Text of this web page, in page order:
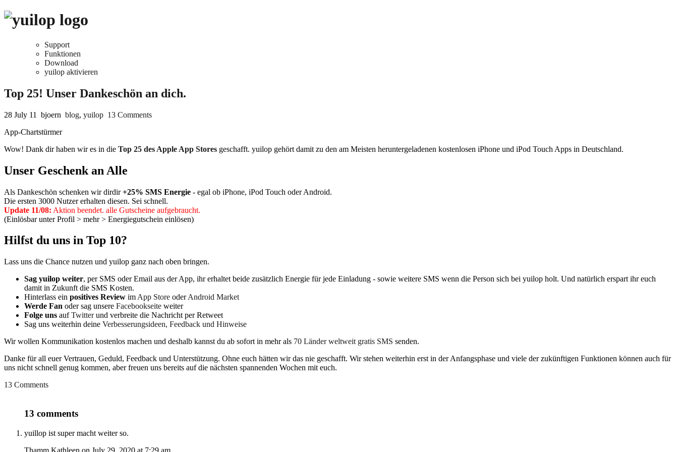
Support
Funktionen
Download
yuilop aktivieren
Top 25! Unser Dankeschön an dich.
28 July 11 bjoern blog, yuilop 13 Comments
App-Chartstürmer
Wow! Dank dir haben wir es in die Top 25 des Apple App Stores geschafft. yuilop gehört damit zu den am Meisten heruntergeladenen kostenlosen iPhone und iPod Touch Apps in Deutschland.
Unser Geschenk an Alle
Als Dankeschön schenken wir dirdir+25% SMS Energie - egal ob iPhone, iPod Touch oder Android.
Die ersten 3000 Nutzer erhalten diesen. Sei schnell.
Update 11/08: Aktion beendet. alle Gutscheine aufgebraucht.
(Einlösbar unter Profil > mehr > Energiegutschein einlösen)
Hilfst du uns in Top 10?
Lass uns die Chance nutzen und yuilop ganz nach oben bringen.
Sag yuilop weiter, per SMS oder Email aus der App, ihr erhaltet beide zusätzlich Energie für jede Einladung - sowie weitere SMS wenn die Person sich bei yuilop holt. Und natürlich erspart ihr euch
damit in Zukunft die SMS Kosten.
Hinterlass ein positives Review im App Store oderAndroid Market
Werde Fan oder sag unsere Facebookseite weiter
Folge uns aufTwitterund verbreite die Nachricht per Retweet
Sag uns weiterhin deine Verbesserungsideen, Feedback und Hinweise
Wir wollen Kommunikation kostenlos machen und deshalb kannst du ab sofort in mehr als 70 Länder weltweit gratis SMS senden.
Danke für all euer Vertrauen, Geduld, Feedback und Unterstützung. Ohne euch hätten wir das nie geschafft. Wir stehen weiterhin erst in der Anfangsphase und viele der zukünftigen Funktionen können auch für
uns nicht schnell genug kommen, aber freuen uns bereits auf die nächsten spannenden Wochen mit euch.
13 Comments
13 comments
yuillop ist super macht weiter so.
Thamm Kathleen on July 29, 2020 at 7:29 am